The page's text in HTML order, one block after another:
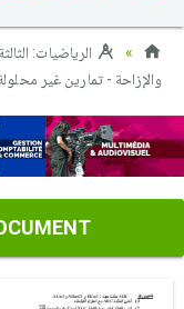
الرياضيات:
والإزاحة - تمارين غير محلولة